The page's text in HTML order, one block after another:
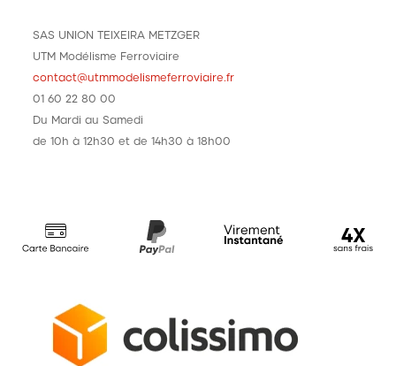
SAS UNION TEIXEIRA METZGER
UTM Modélisme Ferroviaire
contact@utmmodelismeferroviaire.fr
01 60 22 80 00
Du Mardi au Samedi
de 10h à 12h30 et de 14h30 à 18h00